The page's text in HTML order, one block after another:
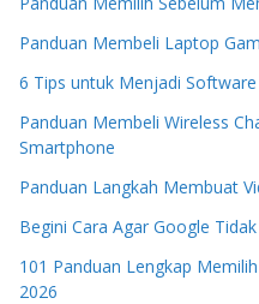
Panduan Membeli Laptop
6 Tips untuk Menjadi
Panduan Membeli Wireless
Smartphone
Panduan Langkah Membuat
Begini Cara Agar Google
101 Panduan Lengkap
2026